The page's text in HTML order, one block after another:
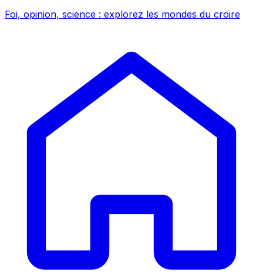
Foi, opinion, science : explorez les mondes du croire